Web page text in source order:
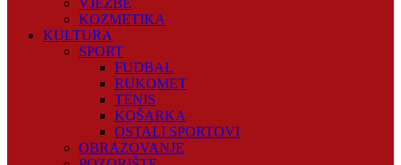
VJEŽBE
KOZMETIKA
KULTURA
SPORT
FUDBAL
RUKOMET
TENIS
KOŠARKA
OSTALI SPORTOVI
OBRAZOVANJE